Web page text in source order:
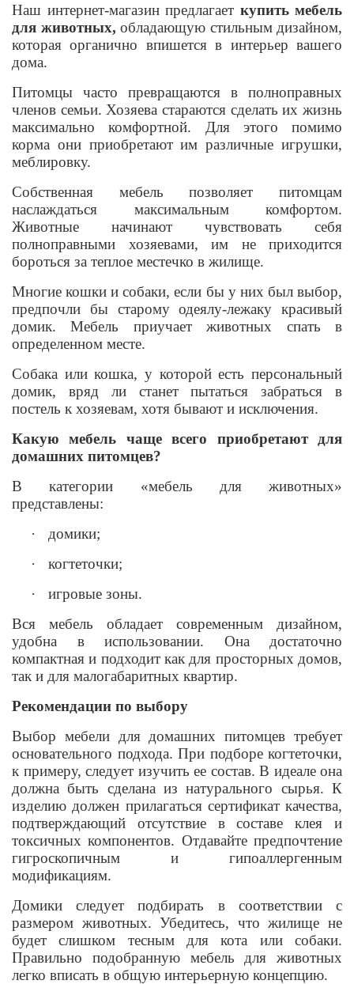
Наш интернет-магазин предлагает купить мебель
для животных, обладающую стильным дизайном,
которая органично впишется в интерьер вашего
дома.
Питомцы часто превращаются в полноправных
членов семьи. Хозяева стараются сделать их жизнь
максимально комфортной. Для этого помимо
корма они приобретают им различные игрушки,
меблировку.
Собственная мебель позволяет питомцам
наслаждаться максимальным комфортом.
Животные начинают чувствовать себя
полноправными хозяевами, им не приходится
бороться за теплое местечко в жилище.
Многие кошки и собаки, если бы у них был выбор,
предпочли бы старому одеялу-лежаку красивый
домик. Мебель приучает животных спать в
определенном месте.
Собака или кошка, у которой есть персональный
домик, вряд ли станет пытаться забраться в
постель к хозяевам, хотя бывают и исключения.
Какую мебель чаще всего приобретают для
домашних питомцев?
В категории «мебель для животных»
представлены:
·
домики;
·
когтеточки;
·
игровые зоны.
Вся мебель обладает современным дизайном,
удобна в использовании. Она достаточно
компактная и подходит как для просторных домов,
так и для малогабаритных квартир.
Рекомендации по выбору
Выбор мебели для домашних питомцев требует
основательного подхода. При подборе когтеточки,
к примеру, следует изучить ее состав. В идеале она
должна быть сделана из натурального сырья. К
изделию должен прилагаться сертификат качества,
подтверждающий отсутствие в составе клея и
токсичных компонентов. Отдавайте предпочтение
гигроскопичным и гипоаллергенным
модификациям.
Домики следует подбирать в соответствии с
размером животных. Убедитесь, что жилище не
будет слишком тесным для кота или собаки.
Правильно подобранную мебель для животных
легко вписать в общую интерьерную концепцию.